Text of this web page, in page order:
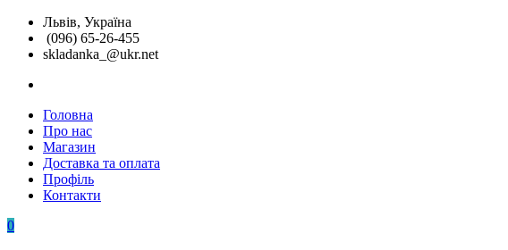
Перейти
вмісту
Львів, Україна
(096) 65-26-455
skladanka_@ukr.net
Складанка
Унікальні
розвиваючі
іграшки
Головна
Про нас
Магазин
Доставка та оплата
Профіль
Контакти
0